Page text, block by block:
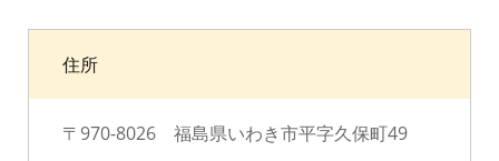
住所
〒970-8026 福島県いわき市平字久保町49